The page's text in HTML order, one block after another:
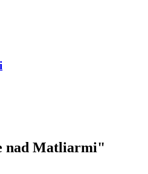
nad Matliarmi"